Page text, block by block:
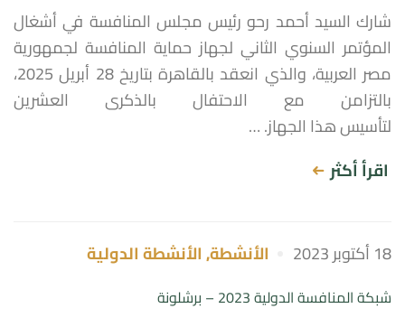
شارك السيد أحمد رحو رئيس مجلس المنافسة في أشغال
المؤتمر السنوي الثاني لجهاز حماية المنافسة لجمهورية
مصر العربية، والذي انعقد بالقاهرة بتاريخ 28 أبريل 2025،
بالتزامن مع الاحتفال بالذكرى العشرين
لتأسيس هذا الجهاز. …
اقرأ أكثر
18 أكتوبر 2023 الأنشطة,الأنشطة الدولية
شبكة المنافسة الدولية 2023 – برشلونة